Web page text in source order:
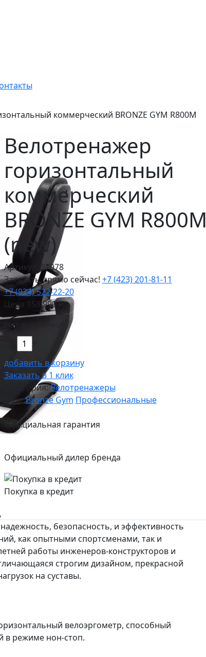
коммерческий BRONZE GYM R800M
Велотренажер
горизонтальный
коммерческий
BRONZE GYM R800M
(new)
Артикул: 27978
Заказать прямо сейчас! +7 (423) 201-81-11
+7 (924) 522-22-20
Цена 158 990₽
Нет в наличии
добавить в корзину
Заказать в 1 клик
Категория:Велотренажеры
Теги:Bronze Gym Профессиональные
Официальная гарантия
Официальный дилер бренда
Покупка в кредит
безопасность, и эффективность
как опытными спортсменами, так и
работы инженеров-конструкторов и
строгим дизайном, прекрасной
на суставы.
велоэргометр, способный
в режиме нон-стоп.